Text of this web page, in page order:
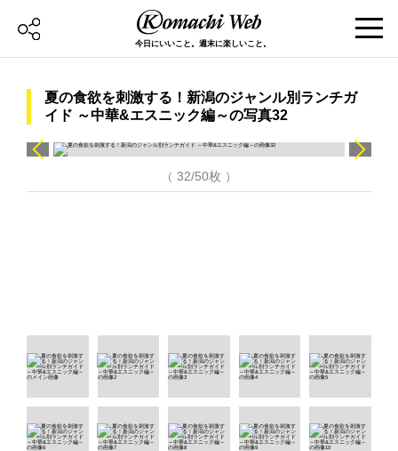
今日にいいこと。週末に楽しいこと。
夏の食欲を刺激する！新潟のジャンル別ランチガ
イド ～中華&エスニック編～の写真32
（ 32/50枚 ）